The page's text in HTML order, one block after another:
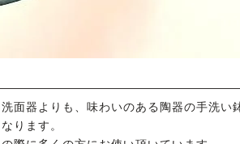
面器よりも、味わいのある陶器の手洗い
ります。